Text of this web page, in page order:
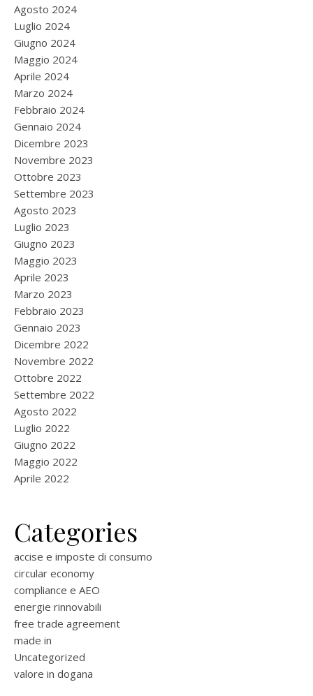
Agosto 2024
Luglio 2024
Giugno 2024
Maggio 2024
Aprile 2024
Marzo 2024
Febbraio 2024
Gennaio 2024
Dicembre 2023
Novembre 2023
Ottobre 2023
Settembre 2023
Agosto 2023
Luglio 2023
Giugno 2023
Maggio 2023
Aprile 2023
Marzo 2023
Febbraio 2023
Gennaio 2023
Dicembre 2022
Novembre 2022
Ottobre 2022
Settembre 2022
Agosto 2022
Luglio 2022
Giugno 2022
Maggio 2022
Aprile 2022
Categories
accise e imposte di consumo
circular economy
compliance e AEO
energie rinnovabili
free trade agreement
made in
Uncategorized
valore in dogana